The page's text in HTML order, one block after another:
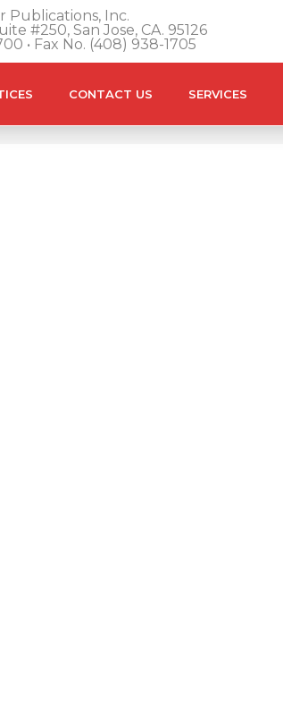
Publications, Inc.
#250, San Jose, CA. 95126
• Fax No. (408) 938-1705
CONTACT US SERVICES